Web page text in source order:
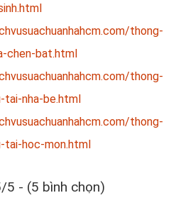
thong-
chen-bat.html
thong-
tai-nha-be.html
thong-
tai-hoc-mon.html
5 - (5 bình chọn)